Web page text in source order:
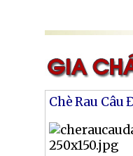
Chè Rau Câu